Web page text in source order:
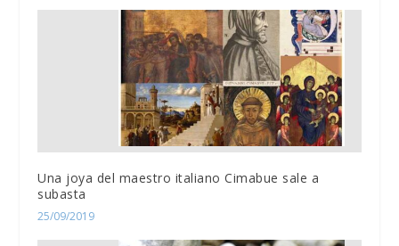
Una joya del maestro italiano Cimabue sale a
subasta
25/09/2019